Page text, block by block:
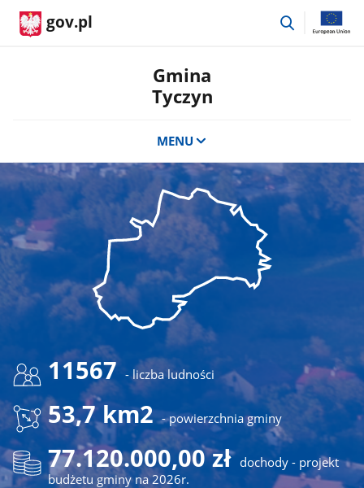
gov.pl
przejdź
Gmina
Tyczyn
MENU
11567 - liczba ludności
53,7 km2 - powierzchnia gminy
77.120.000,00 zł dochody - projekt
budżetu gminy na 2026r.